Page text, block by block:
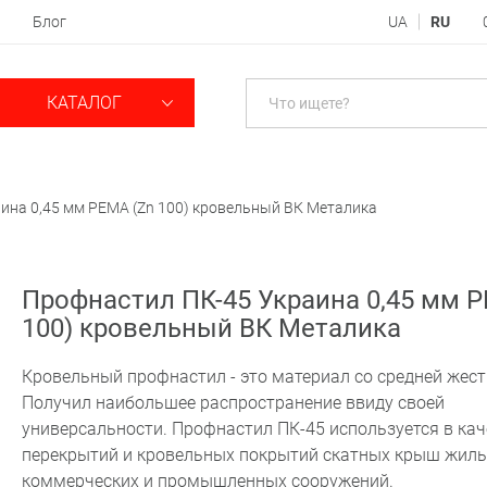
Блог UA RU
КАТАЛОГ
0,45 мм PEMA (Zn 100) кровельный ВК Металика
Профнастил ПК-45 Украина 0,45 мм
100) кровельный ВК Металика
Кровельный профнастил - это материал со средней
Получил наибольшее распространение ввиду своей
универсальности. Профнастил ПК-45 используется в
перекрытий и кровельных покрытий скатных крыш
коммерческих и промышленных сооружений.